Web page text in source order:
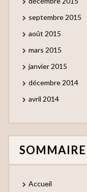
septembre 2015
août 2015
mars 2015
janvier 2015
décembre 2014
avril 2014
SOMMAIRE
Accueil